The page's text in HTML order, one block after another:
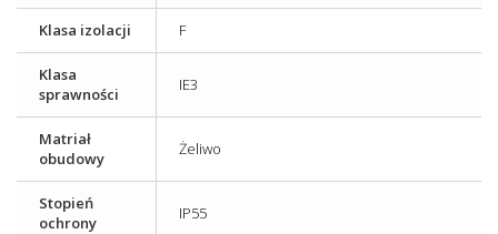
Klasa izolacji F
Klasa
sprawności
IE3
Matriał
obudowy
Żeliwo
Stopień
ochrony
IP55